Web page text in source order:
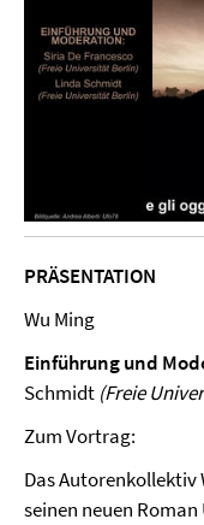
PRÄSENTATION
Wu Ming
Einführung und
Schmidt (Freie
Zum Vortrag:
Das Autorenkollektiv
seinen neuen Roman